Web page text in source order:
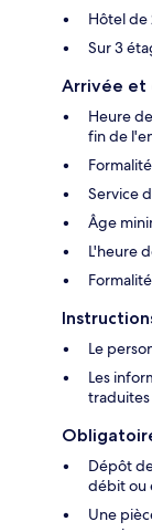
Hôtel de
Sur 3
Arrivée et
Heure
fin de
Service
Âge
L'heure
Le
Les
traduites
Dépôt
débit ou
Une